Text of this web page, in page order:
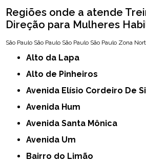
Regiões onde a atende
Direção para Mulheres
São Paulo São Paulo São Paulo São Paulo Zona
Alto da Lapa
Alto de Pinheiros
Avenida Elísio Cordeiro De
Avenida Hum
Avenida Santa Mônica
Avenida Um
Bairro do Limão